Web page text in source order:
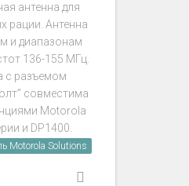
антенна для
рации. Антенна
и диапазонам
136-155 МГц.
с разъемом
совместима
Motorola
и DP1400.
Motorola Solutions